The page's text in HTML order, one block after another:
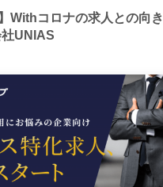
Withコロナの求人との向き
UNIAS